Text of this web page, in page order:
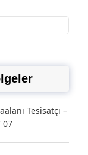
Tesisatçı –
07